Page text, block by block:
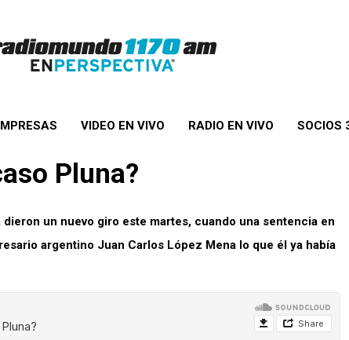
VIDEO EN VIVO RADIO EN VIVO SOCIOS
Pluna?
un nuevo giro este martes, cuando una sentencia en
argentino Juan Carlos López Mena lo que él ya había